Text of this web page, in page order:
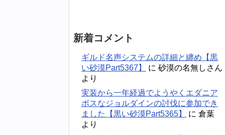
新着コメント
ギルド名声システムの詳細と纏め【黒
い砂漠Part5367】
に 砂漠の名無しさん
より
実装から一年経過でようやくエダニア
ボスなジョルダインの討伐に参加でき
ました【黒い砂漠Part5365】
に 倉葉
より